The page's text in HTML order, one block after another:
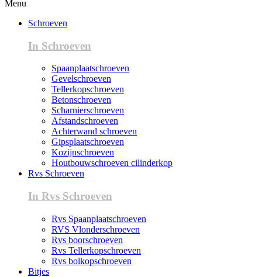
Menu
Schroeven
In Schroeven
Spaanplaatschroeven
Gevelschroeven
Tellerkopschroeven
Betonschroeven
Scharnierschroeven
Afstandschroeven
Achterwand schroeven
Gipsplaatschroeven
Kozijnschroeven
Houtbouwschroeven cilinderkop
Rvs Schroeven
In Rvs Schroeven
Rvs Spaanplaatschroeven
RVS Vlonderschroeven
Rvs boorschroeven
Rvs Tellerkopschroeven
Rvs bolkopschroeven
Bitjes